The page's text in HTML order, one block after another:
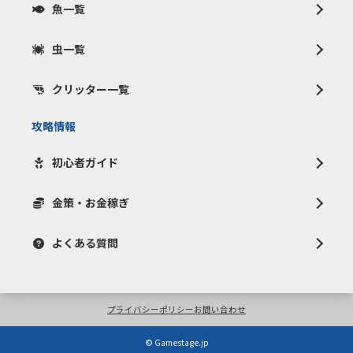
魚一覧
虫一覧
クリッター一覧
攻略情報
初心者ガイド
金策・お金稼ぎ
よくある質問
プライバシーポリシーお問い合わせ
© Gamestage.jp